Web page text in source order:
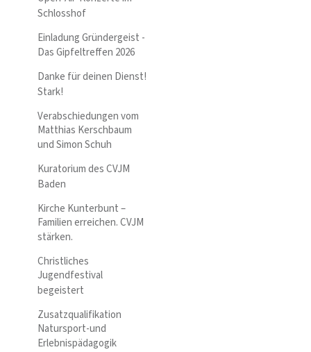
Schlosshof
Einladung Gründergeist -
Das Gipfeltreffen 2026
Danke für deinen Dienst!
Stark!
Verabschiedungen vom
Matthias Kerschbaum
und Simon Schuh
Kuratorium des CVJM
Baden
Kirche Kunterbunt –
Familien erreichen. CVJM
stärken.
Christliches
Jugendfestival
begeistert
Zusatzqualifikation
Natursport-und
Erlebnispädagogik